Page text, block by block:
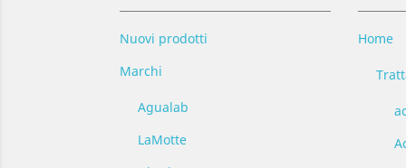
Nuovi prodotti
Marchi
Agualab
LaMotte
Home